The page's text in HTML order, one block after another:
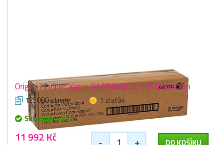
Originální válec Xerox 013R00662, 125000 stran
125000 stran
1 zlaťák
Skladem > 9 ks
11 992 Kč DO KOŠÍKU